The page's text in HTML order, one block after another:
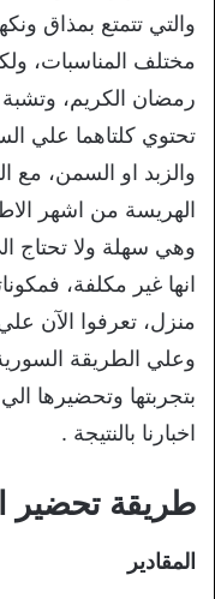
والتي تتمتع بمذاق
مختلف المناسبات،
رمضان الكريم،
تحتوي كلتاهما علي
والزبد او السمن، مع
الهريسة من اشهر
وهي سهلة ولا تحتاج
انها غير مكلفة،
منزل، تعرفوا الآن
وعلي الطريقة
بتجربتها وتحضيرها
اخبارنا بالنتيجة .
طريقة تحضير
المقادير